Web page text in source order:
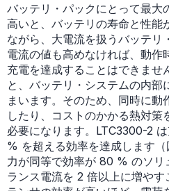
バッテリ・パックにとって最大
高いと、バッテリの寿命と性能
ながら、大電流を扱うバッテリ
電流の値も高めなければ、動作
充電を達成することはできませ
と、バッテリ・システムの内部
まいます。そのため、同時に動
したり、コストのかかる熱対
必要になります。LTC3300-2
% を超える効率を達成します
力が同等で効率が 80 % のソリ
ランス電流を 2 倍以上に増や